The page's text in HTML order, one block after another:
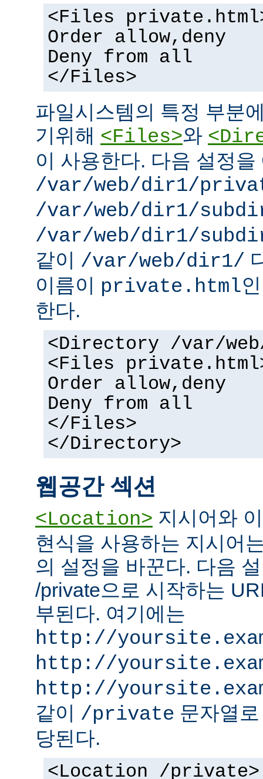
<Files
Order allow,deny
Deny from all
</Files>
파일시스템의 특정 부분
기위해 <Files>와
이 사용한다. 다음 설정을
/var/web/dir1/
/var/web/dir1/
/var/web/dir1/
같이 /var/web/dir1/
이름이 private.html
한다.
<Directory /var/
<Files
Order allow,deny
Deny from all
</Files>
</Directory>
웹공간 섹션
<Location> 지시어와
현식을 사용하는 지시어
의 설정을 바꾼다. 다음
/private으로 시작하는
부된다. 여기에는
http://
http://
http://
같이 /private 문자열
당된다.
<Location /private>